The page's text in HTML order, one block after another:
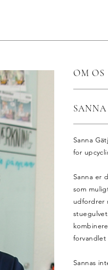
OM OS
Sanna
for
Sanna er
som
udfordrer
Sannas